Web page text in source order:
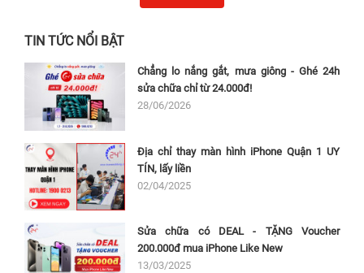
TIN TỨC NỔI BẬT
Chẳng lo nắng gắt, mưa giông - Ghé 24h
sửa chữa chỉ từ 24.000đ!
28/06/2026
Địa chỉ thay màn hình iPhone Quận 1 UY
TÍN, lấy liền
02/04/2025
Sửa chữa có DEAL - TẶNG Voucher
200.000đ mua iPhone Like New
13/03/2025